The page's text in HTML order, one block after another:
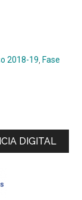
2018-19 Fase
DIGITAL